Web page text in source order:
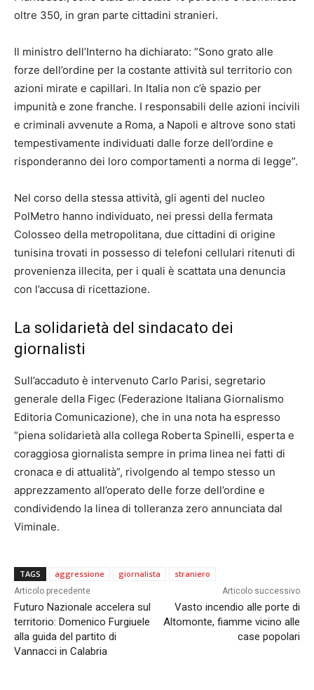
oltre 350, in gran parte cittadini stranieri.
Il ministro dell’Interno ha dichiarato: “Sono grato alle
forze dell’ordine per la costante attività sul territorio con
azioni mirate e capillari. In Italia non c’è spazio per
impunità e zone franche. I responsabili delle azioni incivili
e criminali avvenute a Roma, a Napoli e altrove sono stati
tempestivamente individuati dalle forze dell’ordine e
risponderanno dei loro comportamenti a norma di legge”.
Nel corso della stessa attività, gli agenti del nucleo
PolMetro hanno individuato, nei pressi della fermata
Colosseo della metropolitana, due cittadini di origine
tunisina trovati in possesso di telefoni cellulari ritenuti di
provenienza illecita, per i quali è scattata una denuncia
con l’accusa di ricettazione.
La solidarietà del sindacato dei
giornalisti
Sull’accaduto è intervenuto Carlo Parisi, segretario
generale della Figec (Federazione Italiana Giornalismo
Editoria Comunicazione), che in una nota ha espresso
“piena solidarietà alla collega Roberta Spinelli, esperta e
coraggiosa giornalista sempre in prima linea nei fatti di
cronaca e di attualità”, rivolgendo al tempo stesso un
apprezzamento all’operato delle forze dell’ordine e
condividendo la linea di tolleranza zero annunciata dal
Viminale.
TAGS aggressione giornalista straniero
Articolo precedente
Futuro Nazionale accelera sul
territorio: Domenico Furgiuele
alla guida del partito di
Vannacci in Calabria
Articolo successivo
Vasto incendio alle porte di
Altomonte, fiamme vicino alle
case popolari